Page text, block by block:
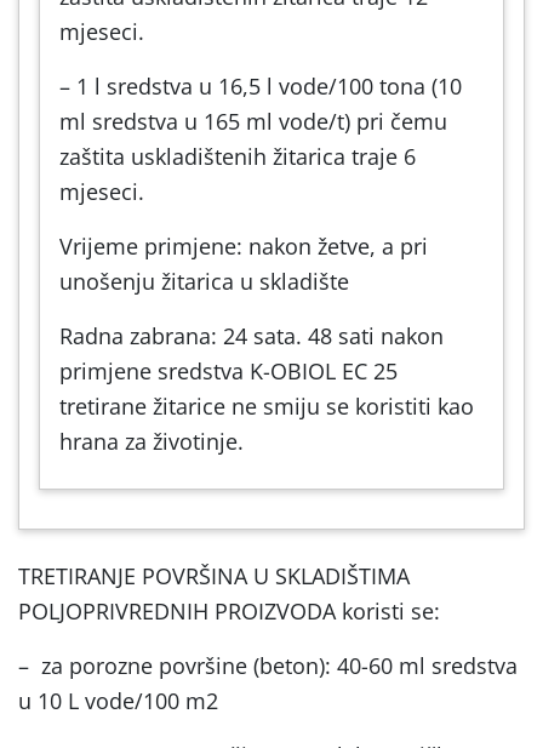
mjeseci.
– 1 l sredstva u 16,5 l vode/100 tona (10
ml sredstva u 165 ml vode/t) pri čemu
zaštita uskladištenih žitarica traje 6
mjeseci.
Vrijeme primjene: nakon žetve, a pri
unošenju žitarica u skladište
Radna zabrana: 24 sata. 48 sati nakon
primjene sredstva K-OBIOL EC 25
tretirane žitarice ne smiju se koristiti kao
hrana za životinje.
TRETIRANJE POVRŠINA U SKLADIŠTIMA
POLJOPRIVREDNIH PROIZVODA koristi se:
– za porozne površine (beton): 40-60 ml sredstva
u 10 L vode/100 m2